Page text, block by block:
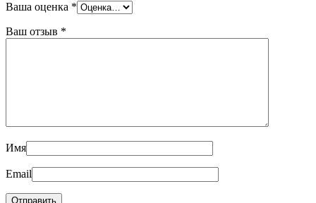
Ваша оценка *
Ваш отзыв *
Имя
Email